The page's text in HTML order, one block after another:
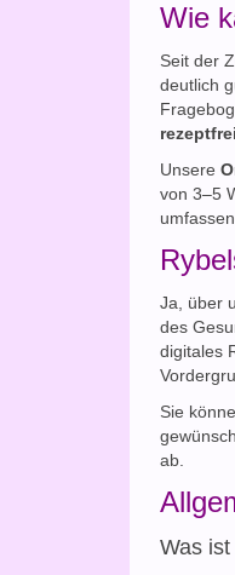
Wie
Seit der
deutlich
rezeptfrei
Unsere
von 3–5
Ja, über
des
digitales
Sie
ab.
Was